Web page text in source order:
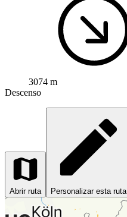
3074 m
Descenso
Abrir ruta Personalizar esta ruta